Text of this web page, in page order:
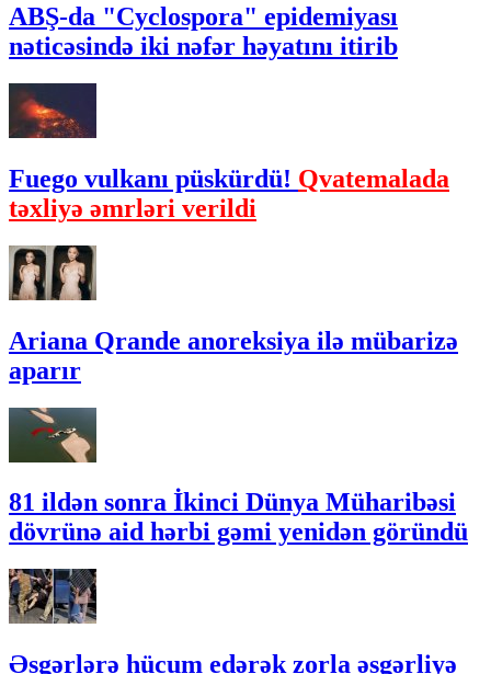
ABŞ-da "Cyclospora" epidemiyası
nəticəsində iki nəfər həyatını itirib
Fuego vulkanı püskürdü! Qvatemalada
təxliyə əmrləri verildi
Ariana Qrande anoreksiya ilə mübarizə
aparır
81 ildən sonra İkinci Dünya Müharibəsi
dövrünə aid hərbi gəmi yenidən göründü
Əsgərlərə hücum edərək zorla əsgərliyə